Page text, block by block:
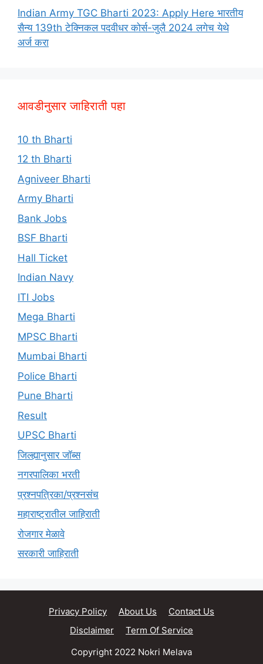
Indian Army TGC Bharti 2023: Apply Here भारतीय
सैन्य 139th टेक्निकल पदवीधर कोर्स-जुलै 2024 लगेच येथे
अर्ज करा
आवडीनुसार जाहिराती पहा
10 th Bharti
12 th Bharti
Agniveer Bharti
Army Bharti
Bank Jobs
BSF Bharti
Hall Ticket
Indian Navy
ITI Jobs
Mega Bharti
MPSC Bharti
Mumbai Bharti
Police Bharti
Pune Bharti
Result
UPSC Bharti
जिल्ह्यानुसार जॉब्स
नगरपालिका भरती
प्रश्नपत्रिका/प्रश्नसंच
महाराष्ट्रातील जाहिराती
रोजगार मेळावे
सरकारी जाहिराती
Privacy Policy About Us
Contact Us
Disclaimer
Term Of Service
Copyright 2022 Nokri Melava